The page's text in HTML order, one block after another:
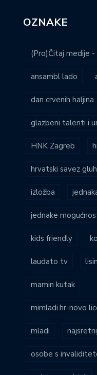
OZNAKE
(Pro)Čitaj medije
ansambl lado
dan crvenih haljina
glazbeni talenti i
HNK Zagreb
hrvatski savez
izložba
jednake
kids friendly
laudato tv
mamin kutak
mimladi.hr-novo
mladi
osobe s